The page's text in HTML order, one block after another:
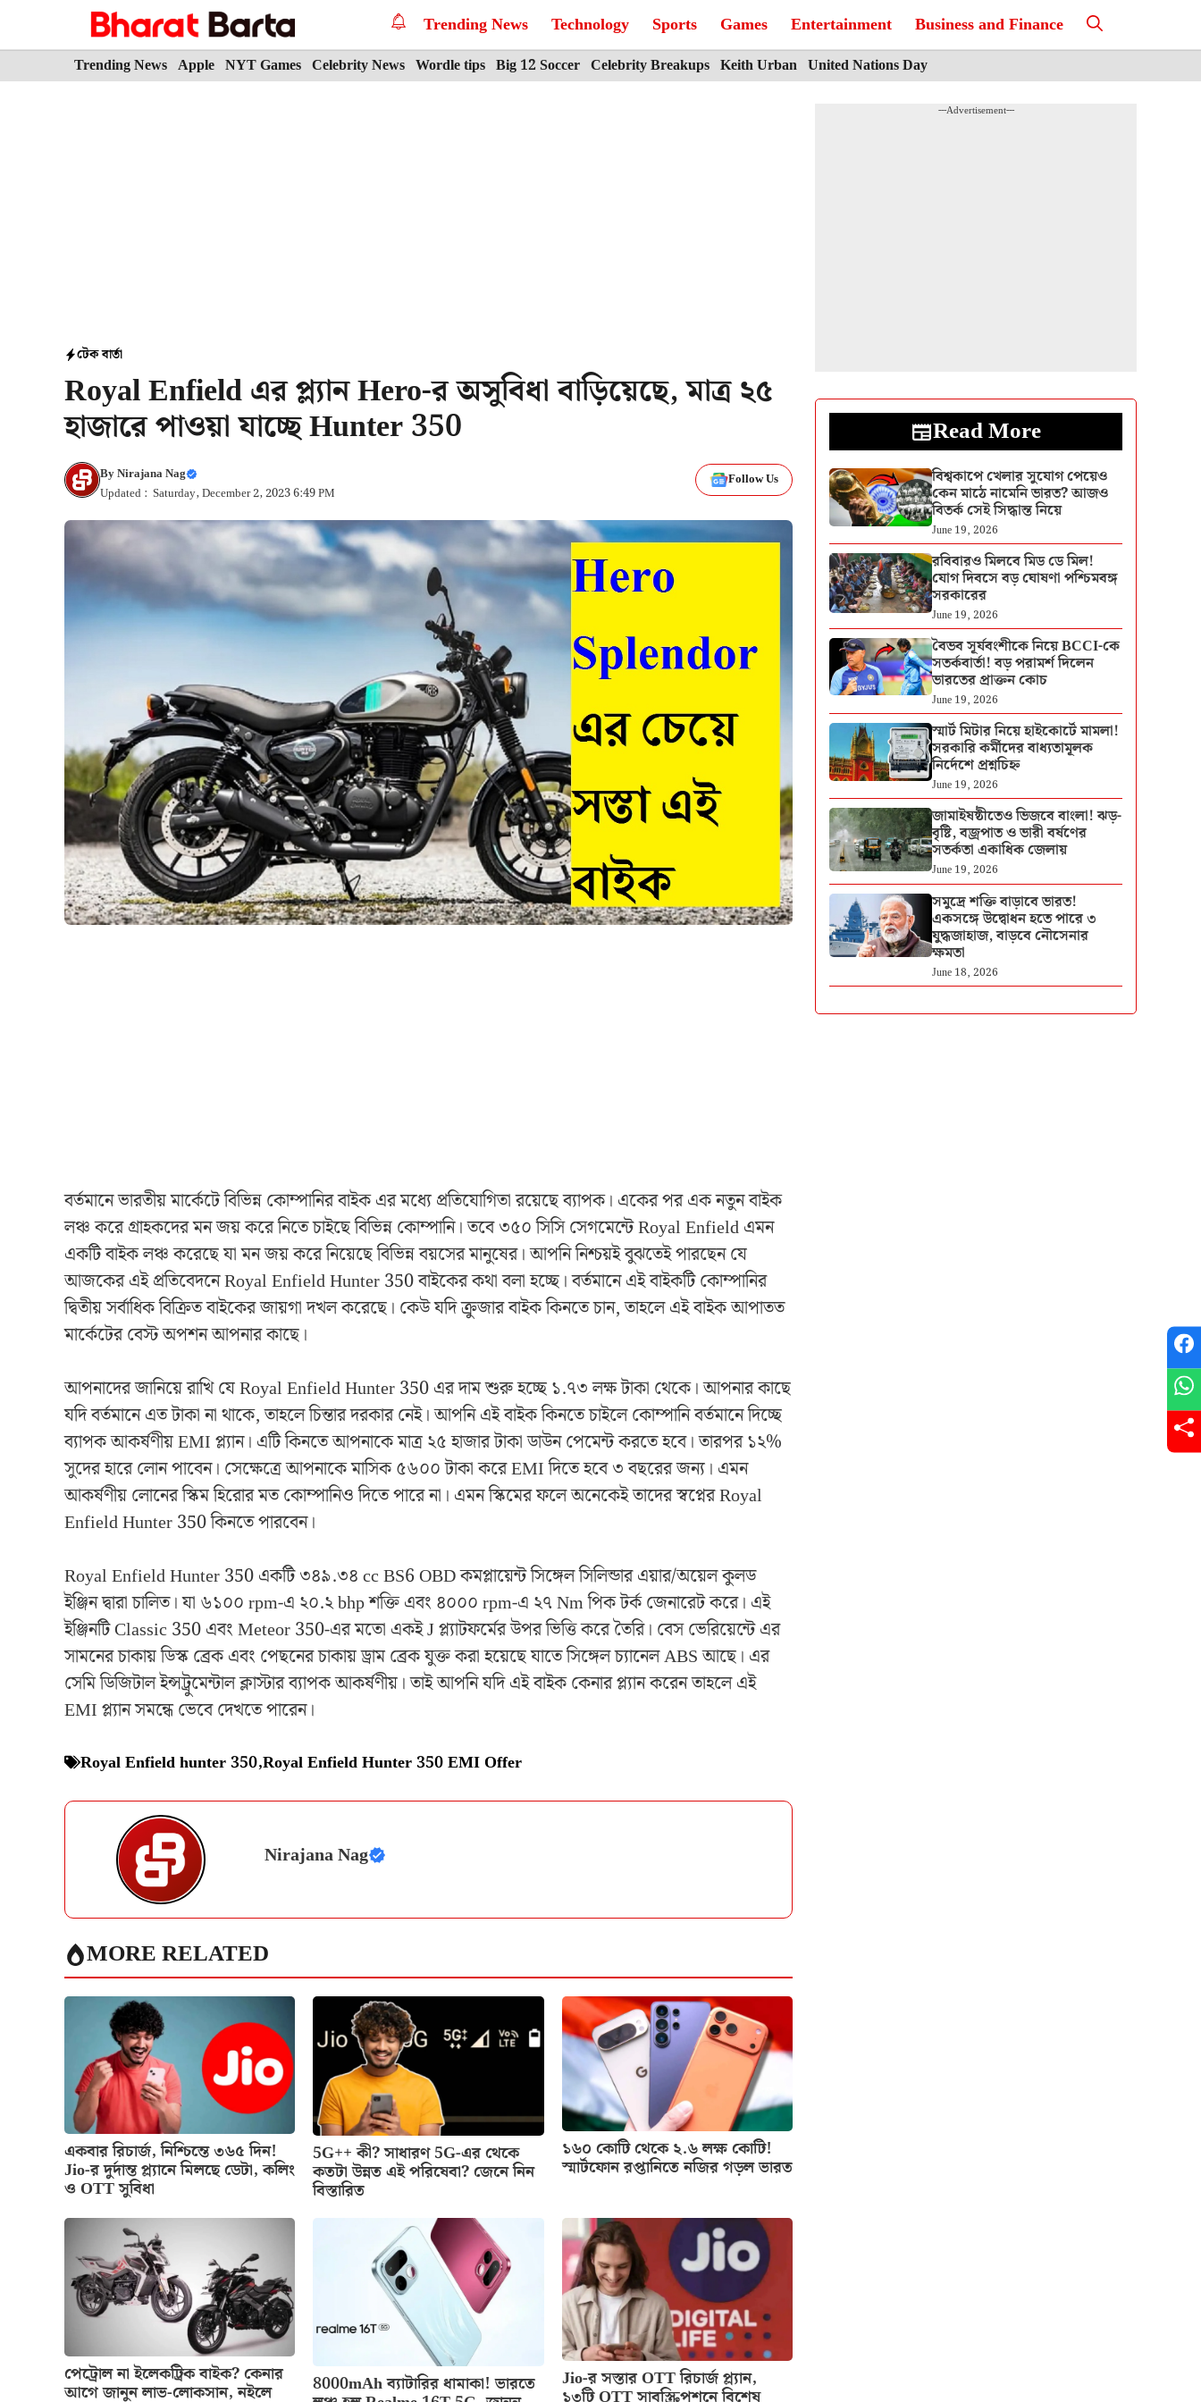
Trending News Technology Sports Games Entertainment Business and Finance
Trending News Apple NYT Games Celebrity News Wordle tips Big 12 Soccer Celebrity Breakups Keith Urban United Nations Day
টেক বার্তা
Royal Enfield এর প্ল্যান Hero-র অসুবিধা বাড়িয়েছে, মাত্র ২৫
হাজারে পাওয়া যাচ্ছে Hunter 350
ByNirajana Nag
Updated : Saturday, December 2, 2023 6:49 PM
Follow Us
বর্তমানে ভারতীয় মার্কেটে বিভিন্ন কোম্পানির বাইক এর মধ্যে প্রতিযোগিতা রয়েছে ব্যাপক। একের পর এক নতুন বাইক
লঞ্চ করে গ্রাহকদের মন জয় করে নিতে চাইছে বিভিন্ন কোম্পানি। তবে ৩৫০ সিসি সেগমেন্টে Royal Enfield এমন
একটি বাইক লঞ্চ করেছে যা মন জয় করে নিয়েছে বিভিন্ন বয়সের মানুষের। আপনি নিশ্চয়ই বুঝতেই পারছেন যে
আজকের এই প্রতিবেদনে Royal Enfield Hunter 350 বাইকের কথা বলা হচ্ছে। বর্তমানে এই বাইকটি কোম্পানির
দ্বিতীয় সর্বাধিক বিক্রিত বাইকের জায়গা দখল করেছে। কেউ যদি ক্রুজার বাইক কিনতে চান, তাহলে এই বাইক আপাতত
মার্কেটের বেস্ট অপশন আপনার কাছে।
আপনাদের জানিয়ে রাখি যে Royal Enfield Hunter 350 এর দাম শুরু হচ্ছে ১.৭৩ লক্ষ টাকা থেকে। আপনার কাছে
যদি বর্তমানে এত টাকা না থাকে, তাহলে চিন্তার দরকার নেই। আপনি এই বাইক কিনতে চাইলে কোম্পানি বর্তমানে দিচ্ছে
ব্যাপক আকর্ষণীয় EMI প্ল্যান। এটি কিনতে আপনাকে মাত্র ২৫ হাজার টাকা ডাউন পেমেন্ট করতে হবে। তারপর ১২%
সুদের হারে লোন পাবেন। সেক্ষেত্রে আপনাকে মাসিক ৫৬০০ টাকা করে EMI দিতে হবে ৩ বছরের জন্য। এমন
আকর্ষণীয় লোনের স্কিম হিরোর মত কোম্পানিও দিতে পারে না। এমন স্কিমের ফলে অনেকেই তাদের স্বপ্নের Royal
Enfield Hunter 350 কিনতে পারবেন।
Royal Enfield Hunter 350 একটি ৩৪৯.৩৪ cc BS6 OBD কমপ্লায়েন্ট সিঙ্গেল সিলিন্ডার এয়ার/অয়েল কুলড
ইঞ্জিন দ্বারা চালিত। যা ৬১০০ rpm-এ ২০.২ bhp শক্তি এবং ৪০০০ rpm-এ ২৭ Nm পিক টর্ক জেনারেট করে। এই
ইঞ্জিনটি Classic 350 এবং Meteor 350-এর মতো একই J প্ল্যাটফর্মের উপর ভিত্তি করে তৈরি। বেস ভেরিয়েন্টে এর
সামনের চাকায় ডিস্ক ব্রেক এবং পেছনের চাকায় ড্রাম ব্রেক যুক্ত করা হয়েছে যাতে সিঙ্গেল চ্যানেল ABS আছে। এর
সেমি ডিজিটাল ইন্সট্রুমেন্টাল ক্লাস্টার ব্যাপক আকর্ষণীয়। তাই আপনি যদি এই বাইক কেনার প্ল্যান করেন তাহলে এই
EMI প্ল্যান সমন্ধে ভেবে দেখতে পারেন।
Royal Enfield hunter 350,Royal Enfield Hunter 350 EMI Offer
Nirajana Nag
MORE RELATED
একবার রিচার্জ, নিশ্চিন্তে ৩৬৫ দিন!
Jio-র দুর্দান্ত প্ল্যানে মিলছে ডেটা, কলিং
ও OTT সুবিধা
5G++ কী? সাধারণ 5G-এর থেকে
কতটা উন্নত এই পরিষেবা? জেনে নিন
বিস্তারিত
১৬০ কোটি থেকে ২.৬ লক্ষ কোটি!
স্মার্টফোন রপ্তানিতে নজির গড়ল ভারত
পেট্রোল না ইলেকট্রিক বাইক? কেনার
আগে জানুন লাভ-লোকসান, নইলে 8000mAh ব্যাটারির ধামাকা! ভারতে Jio-র সস্তার OTT রিচার্জ প্ল্যান,
---Advertisement---
Read More
বিশ্বকাপে খেলার সুযোগ পেয়েও
কেন মাঠে নামেনি ভারত? আজও
বিতর্ক সেই সিদ্ধান্ত নিয়ে
June 19, 2026
রবিবারও মিলবে মিড ডে মিল!
যোগ দিবসে বড় ঘোষণা পশ্চিমবঙ্গ
সরকারের
June 19, 2026
বৈভব সূর্যবংশীকে নিয়ে BCCI-কে
সতর্কবার্তা! বড় পরামর্শ দিলেন
ভারতের প্রাক্তন কোচ
June 19, 2026
স্মার্ট মিটার নিয়ে হাইকোর্টে মামলা!
সরকারি কর্মীদের বাধ্যতামূলক
নির্দেশে প্রশ্নচিহ্ন
June 19, 2026
জামাইষষ্ঠীতেও ভিজবে বাংলা! ঝড়-
বৃষ্টি, বজ্রপাত ও ভারী বর্ষণের
সতর্কতা একাধিক জেলায়
June 19, 2026
সমুদ্রে শক্তি বাড়াবে ভারত!
একসঙ্গে উদ্বোধন হতে পারে ৩
যুদ্ধজাহাজ, বাড়বে নৌসেনার
ক্ষমতা
June 18, 2026